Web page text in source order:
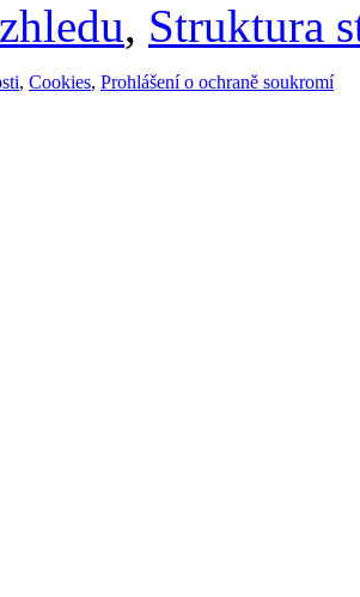
, Struktura
, Cookies, Prohlášení o ochraně soukromí